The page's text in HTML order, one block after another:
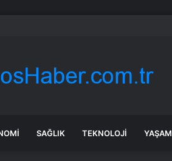
Karaca: “Hemen Geçiş Yapacağız”
SAĞLIK TEKNOLOJI YAŞAM